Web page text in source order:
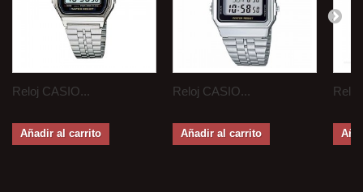
Reloj CASIO...
Añadir al carrito
Reloj CASIO...
Añadir al carrito